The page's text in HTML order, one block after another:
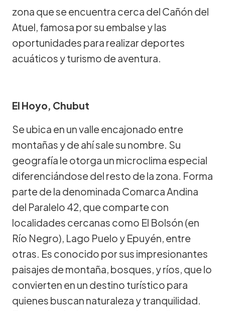
zona que se encuentra cerca del Cañón del
Atuel, famosa por su embalse y las
oportunidades para realizar deportes
acuáticos y turismo de aventura.
El Hoyo, Chubut
Se ubica en un valle encajonado entre
montañas y de ahí sale su nombre. Su
geografía le otorga un microclima especial
diferenciándose del resto de la zona. Forma
parte de la denominada Comarca Andina
del Paralelo 42, que comparte con
localidades cercanas como El Bolsón (en
Río Negro), Lago Puelo y Epuyén, entre
otras. Es conocido por sus impresionantes
paisajes de montaña, bosques, y ríos, que lo
convierten en un destino turístico para
quienes buscan naturaleza y tranquilidad.